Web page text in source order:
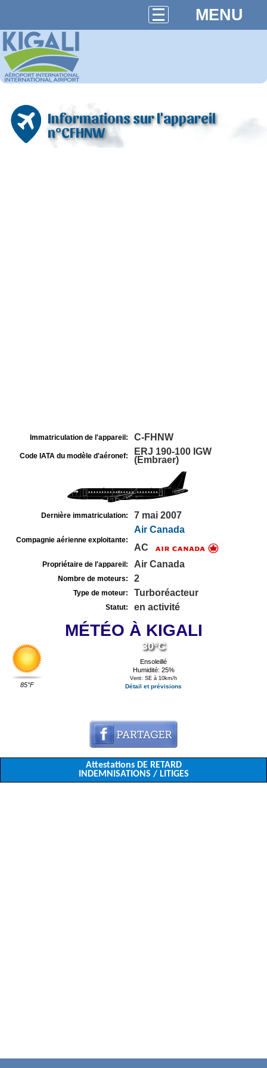
MENU
Informations sur l'appareil
n°CFHNW
Immatriculation de l'appareil: C-FHNW
Code IATA du modèle d'aéronef:
ERJ 190-100 IGW
(Embraer)
Dernière immatriculation: 7 mai 2007
Compagnie aérienne exploitante:
Air Canada
AC
Propriétaire de l'appareil: Air Canada
Nombre de moteurs: 2
Type de moteur: Turboréacteur
Statut: en activité
MÉTÉO À KIGALI
85°F
30°C
Ensoleillé
Humidité: 25%
Vent: SE à 10km/h
Détail et prévisions
Attestations DE RETARD
INDEMNISATIONS / LITIGES